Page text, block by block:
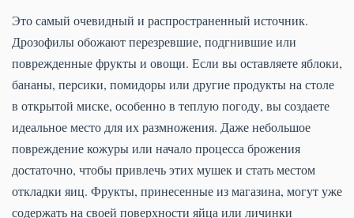
Это самый очевидный и распространенный источник.
Дрозофилы обожают перезревшие, подгнившие или
поврежденные фрукты и овощи. Если вы оставляете яблоки,
бананы, персики, помидоры или другие продукты на столе
в открытой миске, особенно в теплую погоду, вы создаете
идеальное место для их размножения. Даже небольшое
повреждение кожуры или начало процесса брожения
достаточно, чтобы привлечь этих мушек и стать местом
откладки яиц. Фрукты, принесенные из магазина, могут уже
содержать на своей поверхности яйца или личинки